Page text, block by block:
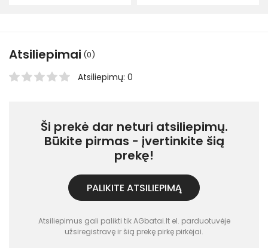
Atsiliepimai (0)
Atsiliepimų: 0
Ši prekė dar neturi atsiliepimų.
Būkite pirmas - įvertinkite šią
prekę!
PALIKITE ATSILIEPIMĄ
Atsiliepimus gali palikti tik AGbatai.lt el. parduotuvėje
užsiregistravę ir šią prekę pirkę pirkėjai.